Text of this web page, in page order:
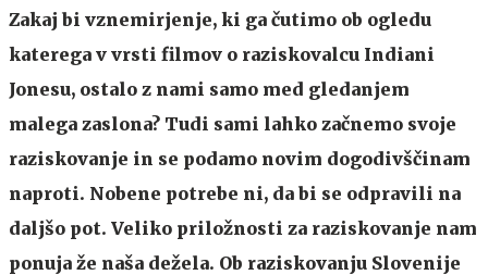
Zakaj bi vznemirjenje, ki ga čutimo ob ogledu
katerega v vrsti filmov o raziskovalcu Indiani
Jonesu, ostalo z nami samo med gledanjem
malega zaslona? Tudi sami lahko začnemo svoje
raziskovanje in se podamo novim dogodivščinam
naproti. Nobene potrebe ni, da bi se odpravili na
daljšo pot. Veliko priložnosti za raziskovanje nam
ponuja že naša dežela. Ob raziskovanju Slovenije